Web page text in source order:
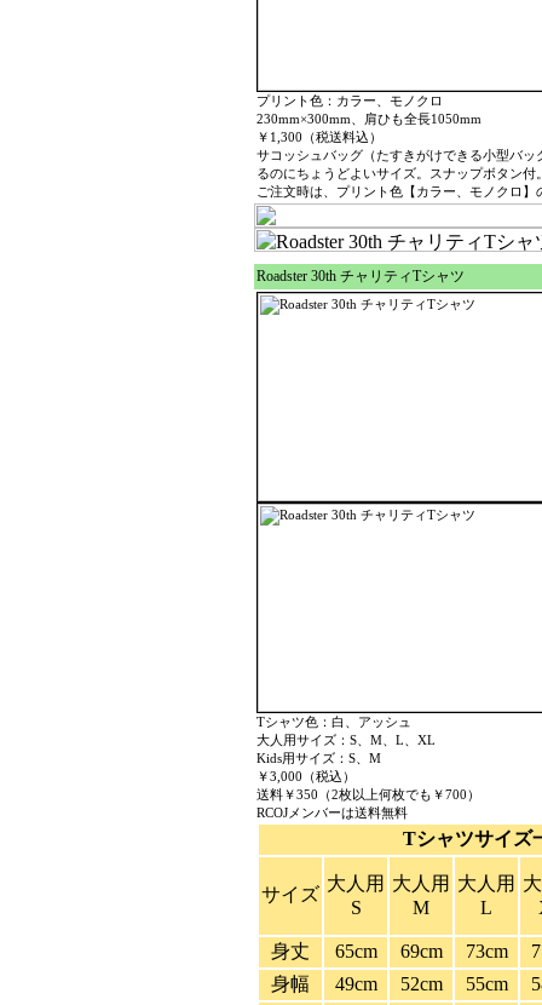
プリント色：カラー、モノクロ
230mm×300mm、肩ひも全長1050mm
￥1,300（税送料込）
サコッシュバッグ（たすきがけできる小型バ
るのにちょうどよいサイズ。スナップボタン付
ご注文時は、プリント色【カラー、モノクロ
Roadster 30th チャリティTシャツ
Tシャツ色：白、アッシュ
大人用サイズ：S、M、L、XL
Kids用サイズ：S、M
￥3,000（税込）
送料￥350（2枚以上何枚でも￥700）
RCOJメンバーは送料無料
Tシャツサイズ
サイズ
大人用
S
大人用
M
大人用
L
身丈 65cm 69cm 73cm
身幅
49cm 52cm 55cm